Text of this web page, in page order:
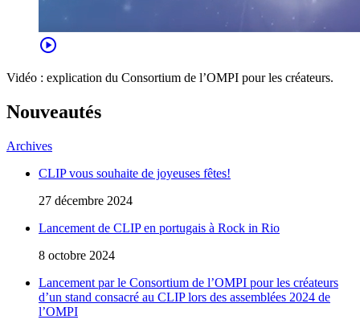
play_circle
Vidéo : explication du Consortium de l’OMPI pour les créateurs.
Nouveautés
Archives
CLIP vous souhaite de joyeuses fêtes!
27 décembre 2024
Lancement de CLIP en portugais à Rock in Rio
8 octobre 2024
Lancement par le Consortium de l’OMPI pour les créateurs
d’un stand consacré au CLIP lors des assemblées 2024 de
l’OMPI